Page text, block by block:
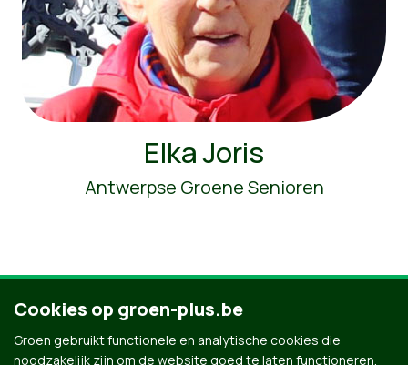
Elka Joris
Antwerpse Groene Senioren
Ontdek al onze mensen
Cookies op groen-plus.be
Groen gebruikt functionele en analytische cookies die
noodzakelijk zijn om de website goed te laten functioneren.